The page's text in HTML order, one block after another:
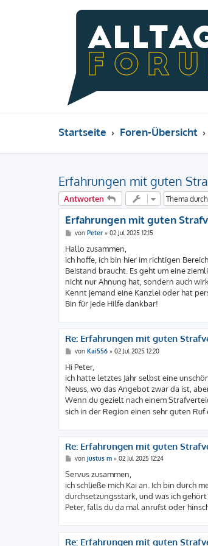
Startseite Foren-Übersicht
Erfahrungen mit guten
Antworten
Erfahrungen mit guten
B
i
t
r
a
g
von Peter» 02 Jul 2025 12:15
Hallo zusammen,
ich hoffe, ich bin hier im richtigen
Beistand braucht. Es geht um eine
nicht nur Ahnung hat, sondern auch
Kennt jemand eine Kanzlei oder hat
Bin für jede Hilfe dankbar!
Re: Erfahrungen mit guten
B
i
t
r
a
g
von Kai556» 02 Jul 2025 12:20
Hi Peter,
ich hatte letztes Jahr selbst eine
Neuss, wo das Angebot zwar da ist,
Wenn du gezielt nach einem
sich in der Region einen sehr guten Ruf
Re: Erfahrungen mit guten
B
i
t
r
a
g
von justus m» 02 Jul 2025 12:24
Servus zusammen,
ich schließe mich Kai an. Ich bin durch
durchsetzungsstark, und was ich
Peter, falls du da mal anrufst oder
Re: Erfahrungen mit guten